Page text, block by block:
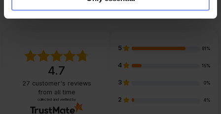
4.7
27 customer's reviews
from all time
collected and verified by
5 81%
4 15%
3 0%
2 4%